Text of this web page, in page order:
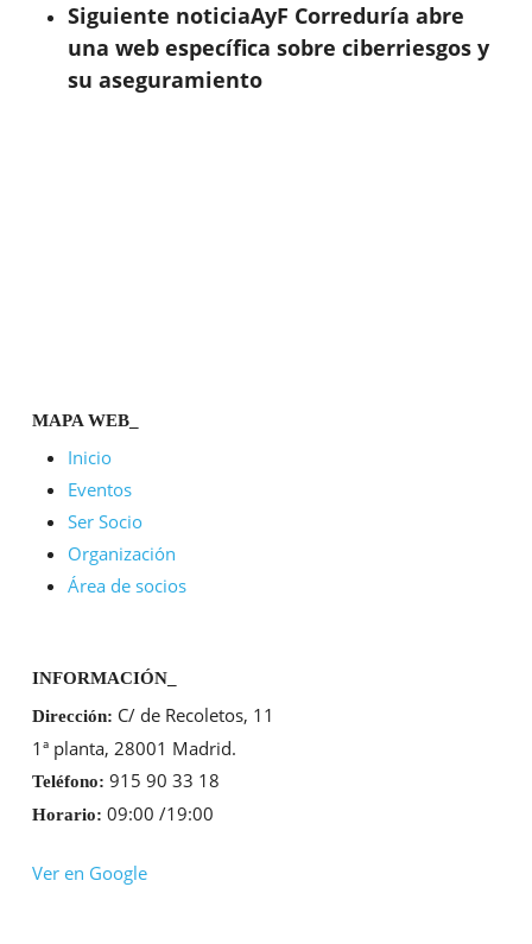
Siguiente noticiaAyF Correduría abre
una web específica sobre ciberriesgos y
su aseguramiento
MAPA WEB_
Inicio
Eventos
Ser Socio
Organización
Área de socios
INFORMACIÓN_
Dirección: C/ de Recoletos, 11
1ª planta, 28001 Madrid.
Teléfono: 915 90 33 18
Horario: 09:00 /19:00
Ver en Google